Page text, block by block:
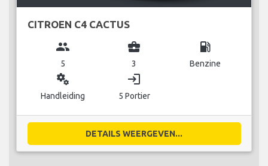
CITROEN C4 CACTUS
group
5
business_center
3
local_gas_station
Benzine
miscellaneous_services
Handleiding
login
5 Portier
DETAILS WEERGEVEN...